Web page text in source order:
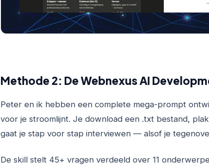
Methode 2: De Webnexus AI
Peter en ik hebben een complete mega-prompt
voor je stroomlijnt. Je download een .txt bestand,
gaat je stap voor stap interviewen — alsof je
De skill stelt 45+ vragen verdeeld over 11